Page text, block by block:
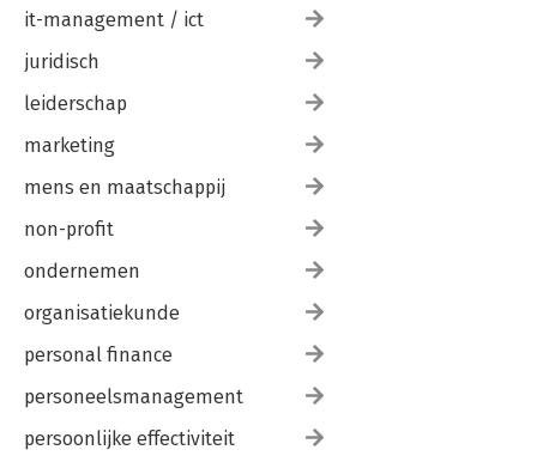
it-management / ict
juridisch
leiderschap
marketing
mens en maatschappij
non-profit
ondernemen
organisatiekunde
personal finance
personeelsmanagement
persoonlijke effectiviteit